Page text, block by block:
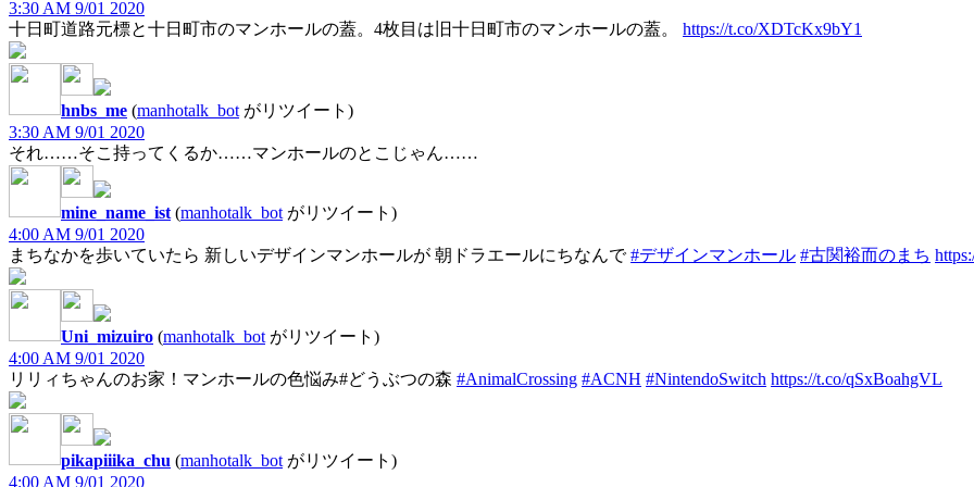
3:30 AM 9/01 2020
十日町道路元標と十日町市のマンホールの蓋。4枚目は旧十日町市のマンホールの蓋。 https://t.co/XDTcKx9bY1
hnbs_me (manhotalk_bot がリツイート)
3:30 AM 9/01 2020
それ……そこ持ってくるか……マンホールのとこじゃん……
mine_name_ist (manhotalk_bot がリツイート)
4:00 AM 9/01 2020
まちなかを歩いていたら 新しいデザインマンホールが 朝ドラエールにちなんで#デザインマンホール #古関裕而のまち
Uni_mizuiro (manhotalk_bot がリツイート)
4:00 AM 9/01 2020
リリィちゃんのお家！マンホールの色悩み#どうぶつの森 #AnimalCrossing #ACNH #NintendoSwitch https://t.co/qSxBoahgVL
pikapiiika_chu (manhotalk_bot がリツイート)
4:00 AM 9/01 2020